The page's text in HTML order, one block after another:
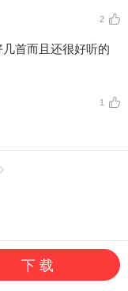
2
首而且还很好听的
1
下 载